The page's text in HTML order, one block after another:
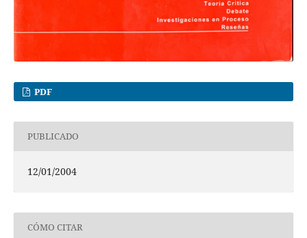
PDF
PUBLICADO
12/01/2004
CÓMO CITAR